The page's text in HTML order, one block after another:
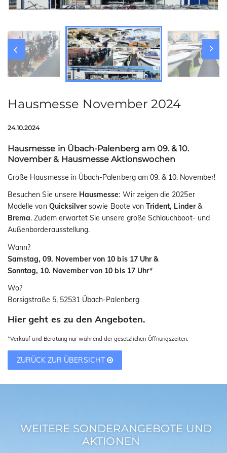
t
n
Hausmesse November 2024
24.10.2024
Hausmesse in Übach-Palenberg am 09. & 10.
November & Hausmesse Aktionswochen
Große Hausmesse in Übach-Palenberg am 09. & 10. November!
Besuchen Sie unsere Hausmesse: Wir zeigen die 2025er
Modelle von Quicksilversowie Boote vonTrident, Linder&
Brema. Zudem erwartet Sie unsere große Schlauchboot- und
Außenborderausstellung.
Wann?
Samstag, 09. November von 10 bis 17 Uhr &
Sonntag, 10. November von 10 bis 17 Uhr*
Wo?
Borsigstraße 5, 52531 Übach-Palenberg
Hier geht es zu den Angeboten.
*Verkauf und Beratung nur während der gesetzlichen Öffnungszeiten.
ZURÜCK ZUR ÜBERSICHT
WEITERE SONDERANGEBOTE UND
AKTIONEN